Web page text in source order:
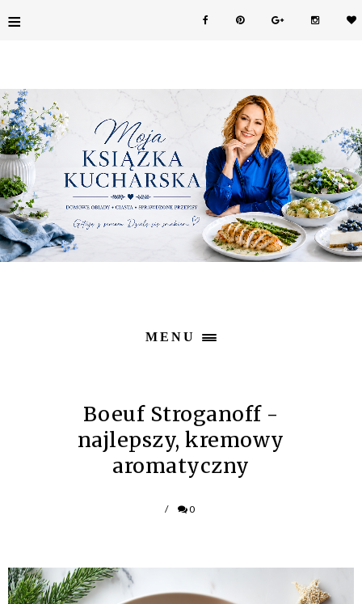
≡
MENU
Boeuf Stroganoff -
najlepszy, kremowy
aromatyczny
/ 0